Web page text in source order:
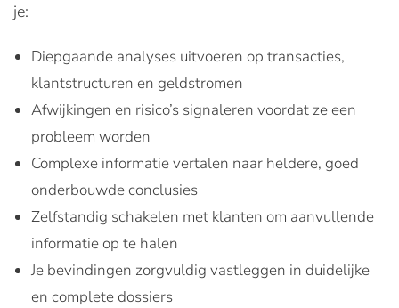
je:
Diepgaande analyses uitvoeren op transacties,
klantstructuren en geldstromen
Afwijkingen en risico’s signaleren voordat ze een
probleem worden
Complexe informatie vertalen naar heldere, goed
onderbouwde conclusies
Zelfstandig schakelen met klanten om aanvullende
informatie op te halen
Je bevindingen zorgvuldig vastleggen in duidelijke
en complete dossiers